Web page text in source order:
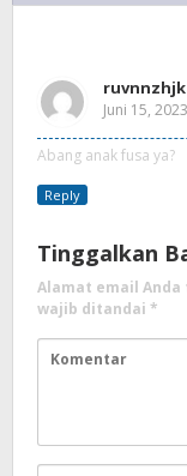
ruvnnzhjk
Juni 15,
Abang anak fusa ya?
Reply
Tinggalkan
Alamat email
wajib ditandai *